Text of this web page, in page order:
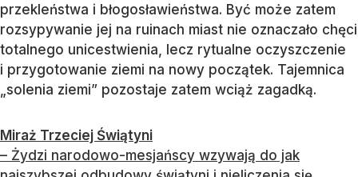
przekleństwa i błogosławieństwa. Być może zatem
rozsypywanie jej na ruinach miast nie oznaczało chęci
totalnego unicestwienia, lecz rytualne oczyszczenie
i przygotowanie ziemi na nowy początek. Tajemnica
„solenia ziemi” pozostaje zatem wciąż zagadką.
Miraż Trzeciej Świątyni
– Żydzi narodowo-mesjańscy wzywają do jak